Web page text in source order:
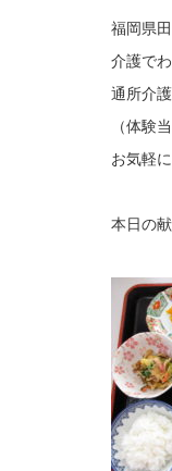
福岡県
介護で
通所介
（体験
お気軽
本日の